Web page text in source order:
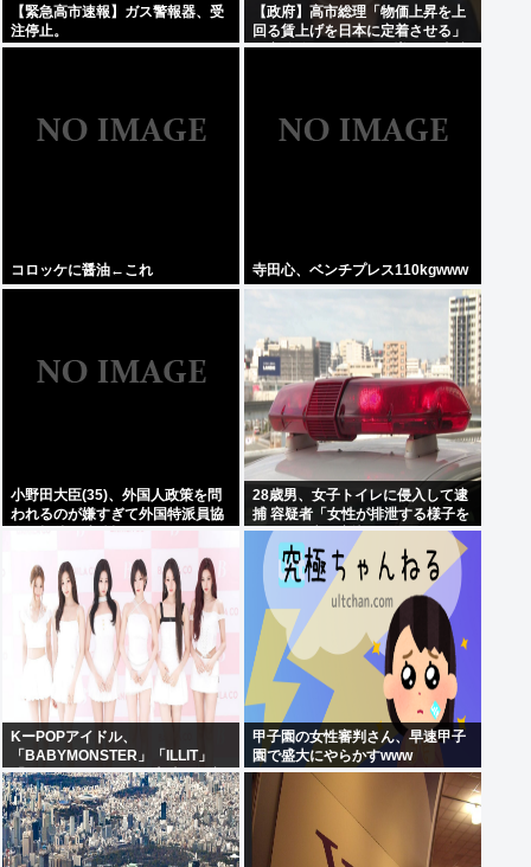
【緊急高市速報】ガス警報器、受
注停止。
【政府】高市総理「物価上昇を上
回る賃上げを日本に定着させる」
国家公務員月給3.51%増へ 人事院
コロッケに醤油←これ 寺田心、ベンチプレス110kgwww
小野田大臣(35)、外国人政策を問
われるのが嫌すぎて外国特派員協
会の招待を連続拒否www
28歳男、女子トイレに侵入して逮
捕 容疑者「女性が排泄する様子を
見たくて床に寝込んでしまった」
KーPOPアイドル、
「BABYMONSTER」「ILLIT」
「RESCENE」の三国志時代に突
入！
甲子園の女性審判さん、早速甲子
園で盛大にやらかすwww